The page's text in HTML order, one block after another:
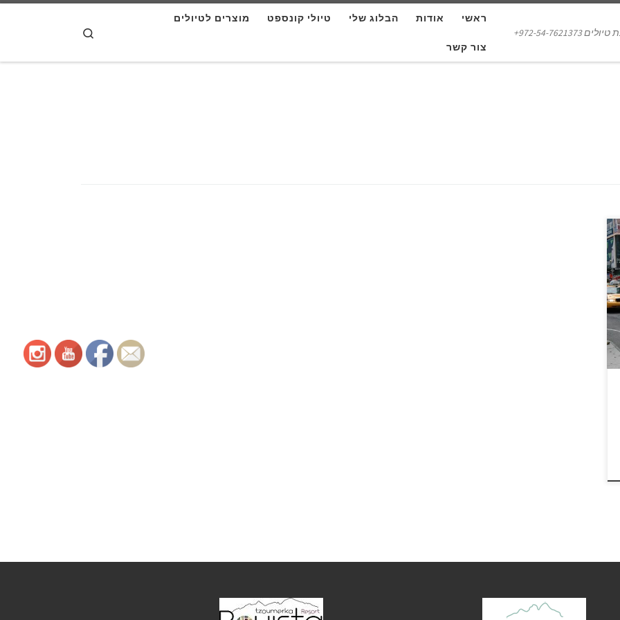
54-7621373+
ראשי אודות הבלוג שלי טיולי קונספט מוצרים לטיולים
צור קשר